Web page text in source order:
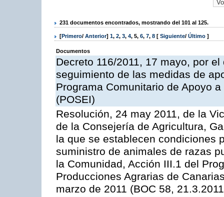
231 documentos encontrados, mostrando del 101 al 125.
[Primero/ Anterior] 1, 2, 3, 4, 5, 6, 7, 8 [ Siguiente/ Último ]
Documentos
Decreto 116/2011, 17 mayo, por
seguimiento de las medidas de
Programa Comunitario de Apoyo
(POSEI)
Resolución, 24 may 2011, de la
de la Consejería de Agricultura,
la que se establecen condiciones
suministro de animales de razas
la Comunidad, Acción III.1 del
Producciones Agrarias de
marzo de 2011 (BOC 58,